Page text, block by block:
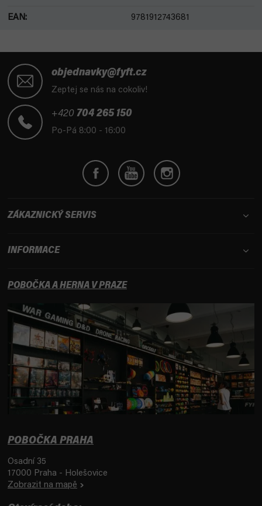
EAN: 9781912743681
objednavky@fyft.cz
Zeptej se nás na cokoliv!
+420 704 265 150
Po-Pá 8:00 - 16:00
ZÁKAZNICKÝ SERVIS
INFORMACE
POBOČKA A HERNA V PRAZE
POBOČKA PRAHA
Osadní 35
17000 Praha - Holešovice
Zobrazit na mapě